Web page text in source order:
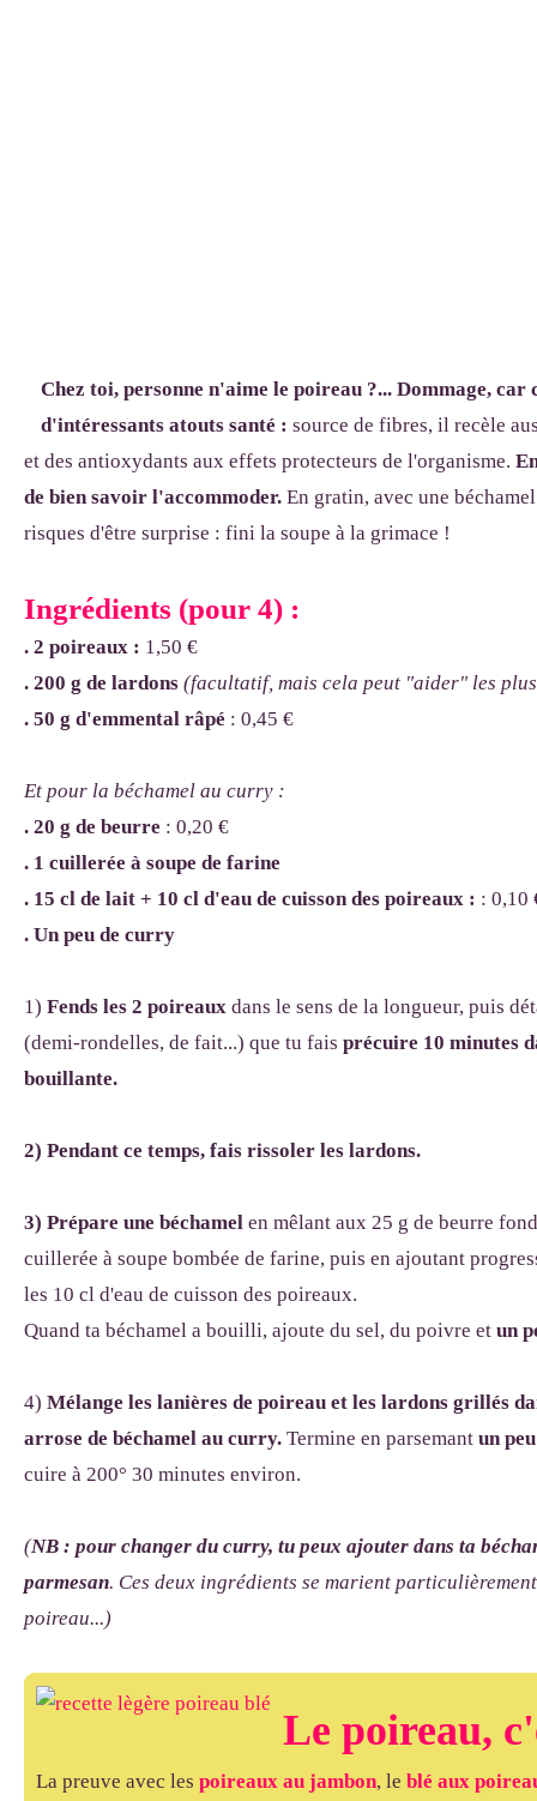
Chez toi, personne n'aime le poireau ?... Dommage, car
d'intéressants atouts santé : source de fibres, il recèle
et des antioxydants aux effets protecteurs de l'organisme.
de bien savoir l'accommoder. En gratin, avec une
risques d'être surprise : fini la soupe à la grimace !
Ingrédients (pour 4) :
. 2 poireaux : 1,50 €
. 200 g de lardons (facultatif, mais cela peut "aider" les
. 50 g d'emmental râpé : 0,45 €
Et pour la béchamel au curry :
. 20 g de beurre : 0,20 €
. 1 cuillerée à soupe de farine
. 15 cl de lait + 10 cl d'eau de cuisson des poireaux : : 0,10
. Un peu de curry
1) Fends les 2 poireaux dans le sens de la longueur, puis
(demi-rondelles, de fait...) que tu fais précuire 10 minutes
bouillante.
2) Pendant ce temps, fais rissoler les lardons.
3) Prépare une béchamel en mêlant aux 25 g de beurre
cuillerée à soupe bombée de farine, puis en ajoutant
les 10 cl d'eau de cuisson des poireaux.
Quand ta béchamel a bouilli, ajoute du sel, du poivre et un
4) Mélange les lanières de poireau et les lardons grillés
arrose de béchamel au curry. Termine en parsemant un
cuire à 200° 30 minutes environ.
(NB : pour changer du curry, tu peux ajouter dans ta
parmesan. Ces deux ingrédients se marient
poireau...)
Le poireau,
La preuve avec les poireaux au jambon, le blé aux